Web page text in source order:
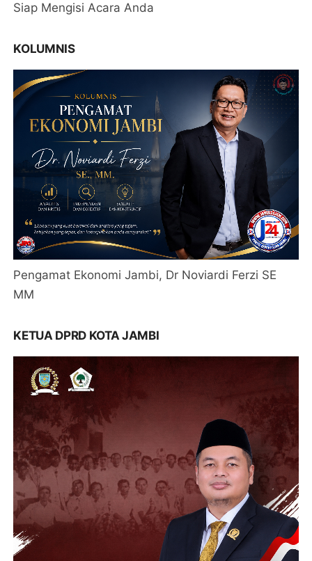
Siap Mengisi Acara Anda
KOLUMNIS
Pengamat Ekonomi Jambi, Dr Noviardi Ferzi SE
MM
KETUA DPRD KOTA JAMBI